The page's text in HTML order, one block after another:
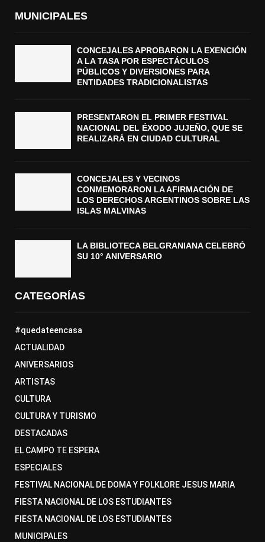
MUNICIPALES
CONCEJALES APROBARON LA EXENCIÓN
A LA TASA POR ESPECTÁCULOS
PÚBLICOS Y DIVERSIONES PARA
ENTIDADES TRADICIONALISTAS
PRESENTARON EL PRIMER FESTIVAL
NACIONAL DEL ÉXODO JUJEÑO, QUE SE
REALIZARÁ EN CIUDAD CULTURAL
CONCEJALES Y VECINOS
CONMEMORARON LA AFIRMACIÓN DE
LOS DERECHOS ARGENTINOS SOBRE LAS
ISLAS MALVINAS
LA BIBLIOTECA BELGRANIANA CELEBRÓ
SU 10° ANIVERSARIO
CATEGORÍAS
#quedateencasa
ACTUALIDAD
ANIVERSARIOS
ARTISTAS
CULTURA
CULTURA Y TURISMO
DESTACADAS
EL CAMPO TE ESPERA
ESPECIALES
FESTIVAL NACIONAL DE DOMA Y FOLKLORE JESUS MARIA
FIESTA NACIONAL DE LOS ESTUDIANTES
FIESTA NACIONAL DE LOS ESTUDIANTES
MUNICIPALES